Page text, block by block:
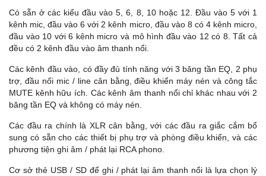
Có sẵn ở các kiểu đầu vào 5, 6, 8, 10 hoặc 12. Đầu vào 5 với 1
kênh mic, đầu vào 6 với 2 kênh micro, đầu vào 8 có 4 kênh micro,
đầu vào 10 với 6 kênh micro và mô hình đầu vào 12 có 8. Tất cả
đều có 2 kênh đầu vào âm thanh nổi.
Các kênh đầu vào, có đầy đủ tính năng với 3 băng tần EQ, 2 phụ
trợ, đầu nối mic / line cân bằng, điều khiển máy nén và công tắc
MUTE kênh hữu ích. Các kênh âm thanh nổi chỉ khác nhau với 2
băng tần EQ và không có máy nén.
Các đầu ra chính là XLR cân bằng, với các đầu ra giắc cắm bổ
sung có sẵn cho các thiết bị phụ trợ và phòng điều khiển, và các
phương tiện ghi âm / phát lại RCA phono.
Cơ sở thẻ USB / SD để ghi / phát lại âm thanh nổi là lựa chọn lý